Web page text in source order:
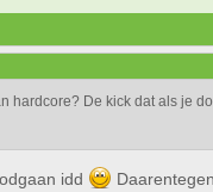
hardcore? De kick dat als je
idd